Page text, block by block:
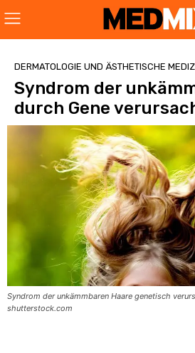
DERMATOLOGIE UND ÄSTHETISCHE
Syndrom der
durch Gene
Syndrom der unkämmbaren Haare genetisch
shutterstock.com